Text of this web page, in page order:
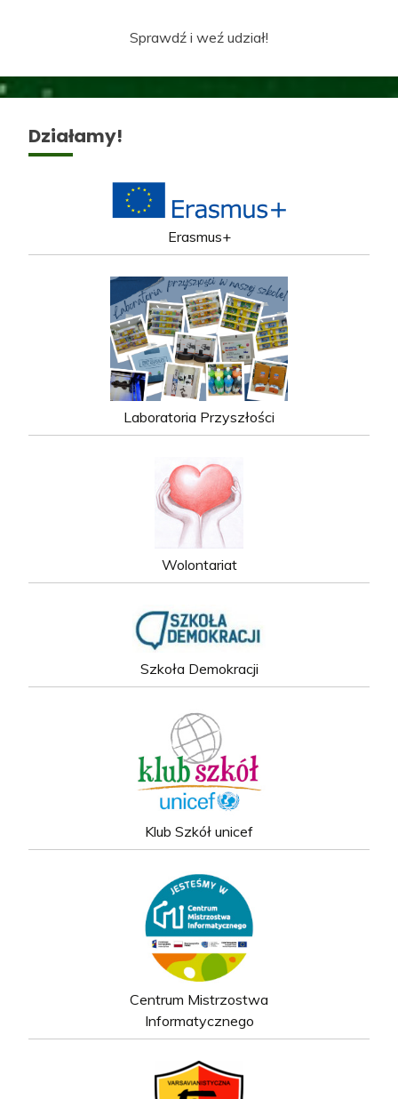
Sprawdź i weź udział!
Działamy!
Erasmus+
Laboratoria Przyszłości
Wolontariat
Szkoła Demokracji
Klub Szkół unicef
Centrum Mistrzostwa
Informatycznego